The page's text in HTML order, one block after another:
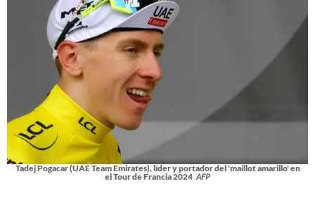
Tadej Pogacar (UAE Team Emirates), líder y portador del 'maillot amarillo' en
el Tour de Francia 2024 AFP